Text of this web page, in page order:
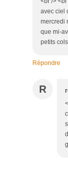
avec ciel
mercredi
que mi-
petits
Répondre
R